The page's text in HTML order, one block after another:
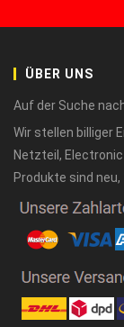
ÜBER UNS
Auf der Suche
Wir stellen billiger
Netzteil,
Produkte sind